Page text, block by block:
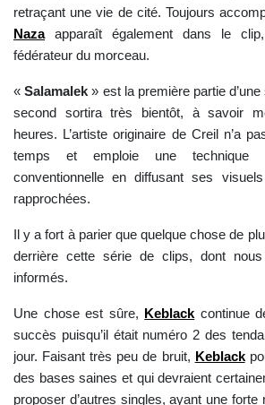
retraçant une vie de cité. Toujours
Naza
apparaît également dans le
fédérateur du morceau.
«Salamalek» est la première partie
second sortira très bientôt, à savoir
heures. L’artiste originaire de Creil n’a
temps et emploie une technique
conventionnelle en diffusant ses
rapprochées.
Il y a fort à parier que quelque chose de
derrière cette série de clips, dont
informés.
Une chose est sûre, Keblack continue
succès puisqu’il était numéro 2 des
jour. Faisant très peu de bruit, Keblack
des bases saines et qui devraient
proposer d’autres singles, ayant une forte